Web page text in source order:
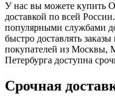
У нас вы можете купить
доставкой по всей
популярными службами
быстро доставлять
покупателей из Москвы,
Петербурга доступна
Срочная